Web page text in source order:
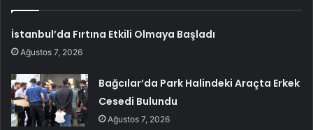
İstanbul’da Fırtına Etkili Olmaya Başladı
Ağustos 7, 2026
Bağcılar’da Park Halindeki Araçta Erkek
Cesedi Bulundu
Ağustos 7, 2026